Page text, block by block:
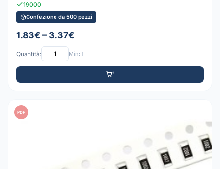
19000
Confezione da 500 pezzi
1.83€ – 3.37€
Quantità: Min: 1
PDF